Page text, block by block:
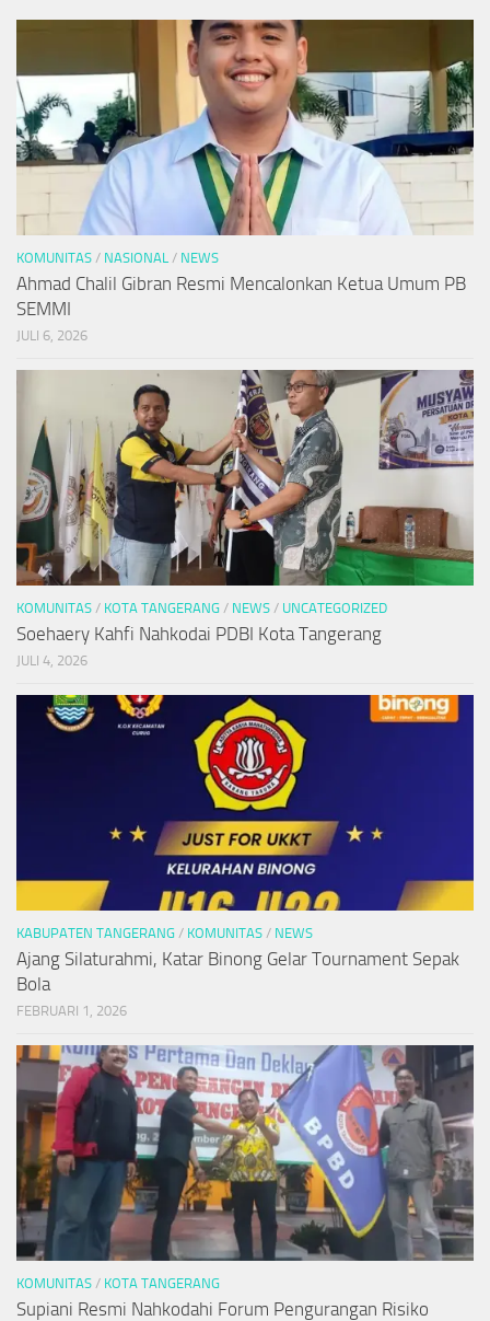
KOMUNITAS / NASIONAL / NEWS
Ahmad Chalil Gibran Resmi Mencalonkan Ketua Umum PB
SEMMI
JULI 6, 2026
KOMUNITAS / KOTA TANGERANG / NEWS / UNCATEGORIZED
Soehaery Kahfi Nahkodai PDBI Kota Tangerang
JULI 4, 2026
KABUPATEN TANGERANG / KOMUNITAS / NEWS
Ajang Silaturahmi, Katar Binong Gelar Tournament Sepak
Bola
FEBRUARI 1, 2026
KOMUNITAS / KOTA TANGERANG
Supiani Resmi Nahkodahi Forum Pengurangan Risiko